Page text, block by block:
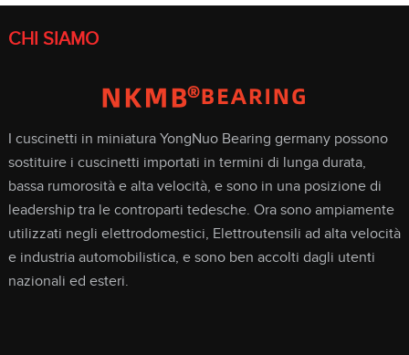
CHI SIAMO
I cuscinetti in miniatura YongNuo Bearing germany possono
sostituire i cuscinetti importati in termini di lunga durata,
bassa rumorosità e alta velocità, e sono in una posizione di
leadership tra le controparti tedesche. Ora sono ampiamente
utilizzati negli elettrodomestici, Elettroutensili ad alta velocità
e industria automobilistica, e sono ben accolti dagli utenti
nazionali ed esteri.